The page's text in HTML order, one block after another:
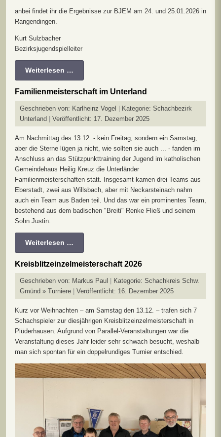
​​​​​anbei findet ihr die Ergebnisse zur BJEM am 24. und 25.01.2026 in
Rangendingen.
Kurt Sulzbacher
Bezirksjugendspielleiter
Weiterlesen …
Familienmeisterschaft im Unterland
Geschrieben von: Karlheinz Vogel Kategorie: Schachbezirk
Unterland
Veröffentlicht: 17. Dezember 2025
Am Nachmittag des 13.12. - kein Freitag, sondern ein Samstag,
aber die Sterne lügen ja nicht, wie sollten sie auch ... - fanden im
Anschluss an das Stützpunkttraining der Jugend im katholischen
Gemeindehaus Heilig Kreuz die Unterländer
Familienmeisterschaften statt. Insgesamt kamen drei Teams aus
Eberstadt, zwei aus Willsbach, aber mit Neckarsteinach nahm
auch ein Team aus Baden teil. Und das war ein prominentes Team,
bestehend aus dem badischen "Breiti" Renke Fließ und seinem
Sohn Justin.
Weiterlesen …
Kreisblitzeinzelmeisterschaft 2026
Geschrieben von: Markus Paul Kategorie: Schachkreis Schw.
Gmünd » Turniere
Veröffentlicht: 16. Dezember 2025
Kurz vor Weihnachten – am Samstag den 13.12. – trafen sich 7
Schachspieler zur diesjährigen Kreisblitzeinzelmeisterschaft in
Plüderhausen. Aufgrund von Parallel-Veranstaltungen war die
Veranstaltung dieses Jahr leider sehr schwach besucht, weshalb
man sich spontan für ein doppelrundiges Turnier entschied.